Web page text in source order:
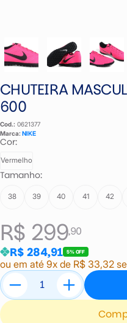
CHUTEIRA
600
Cod.: 0621377
Marca: NIKE
R$ 299,90
R$ 284,91 5% OFF
ou em até 9x de R$ 33,32
Cor:
Vermelho
Tamanho:
38 39 40 41 42